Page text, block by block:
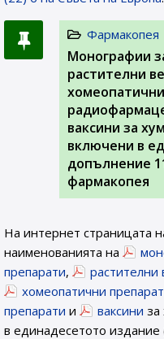
Фармакопея
Монографии
растителни
ваксини за
включени в
допълнение
фармакопея
На интернет страницата
наименованията на
препарати, растителни
хомеопатични
препарати и ваксини за
в единадесетото